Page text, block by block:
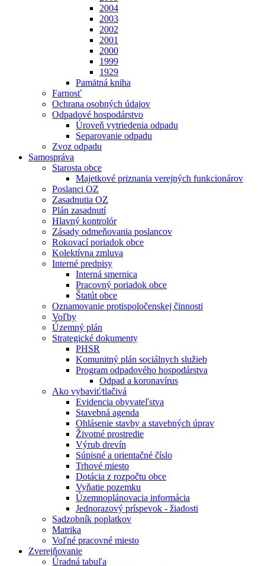
2004
2003
2002
2001
2000
1999
1929
Pamätná kniha
Farnosť
Ochrana osobných údajov
Odpadové hospodárstvo
Úroveň vytriedenia odpadu
Separovanie odpadu
Zvoz odpadu
Samospráva
Starosta obce
Majetkové priznania verejných funkcionárov
Poslanci OZ
Zasadnutia OZ
Plán zasadnutí
Hlavný kontrolór
Zásady odmeňovania poslancov
Rokovací poriadok obce
Kolektívna zmluva
Interné predpisy
Interná smernica
Pracovný poriadok obce
Štatút obce
Oznamovanie protispoločenskej činnosti
Voľby
Územný plán
Strategické dokumenty
PHSR
Komunitný plán sociálnych služieb
Program odpadového hospodárstva
Odpad a koronavírus
Ako vybaviť⁄tlačivá
Evidencia obyvateľstva
Stavebná agenda
Ohlásenie stavby a stavebných úprav
Životné prostredie
Výrub drevín
Súpisné a orientačné číslo
Trhové miesto
Dotácia z rozpočtu obce
Vyňatie pozemku
Územnoplánovacia informácia
Jednorazový príspevok - žiadosti
Sadzobník poplatkov
Matrika
Voľné pracovné miesto
Zverejňovanie
Úradná tabuľa